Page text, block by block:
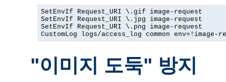
SetEnvIf Request_URI \.gif image-request
SetEnvIf Request_URI \.jpg image-request
SetEnvIf Request_URI \.png image-request
CustomLog logs/access_log common env=!image-
"이미지 도둑" 방지